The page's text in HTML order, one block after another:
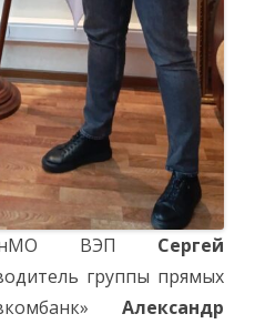
ВЭП Сергей
группы прямых
Александр